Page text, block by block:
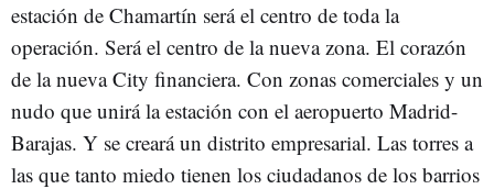
estación de Chamartín será el centro de toda la
operación. Será el centro de la nueva zona. El corazón
de la nueva City financiera. Con zonas comerciales y un
nudo que unirá la estación con el aeropuerto Madrid-
Barajas. Y se creará un distrito empresarial. Las torres a
las que tanto miedo tienen los ciudadanos de los barrios